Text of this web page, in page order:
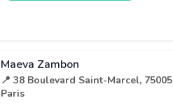
Maeva Zambon
📍 38 Boulevard Saint-Marcel, 75005
Paris